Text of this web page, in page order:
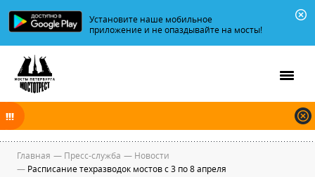
Установите наше мобильное
приложение и не опаздывайте на мосты!
разводятся по графику.
Главная — Пресс-служба — Новости
— Расписание техразводок мостов с 3 по 8 апреля